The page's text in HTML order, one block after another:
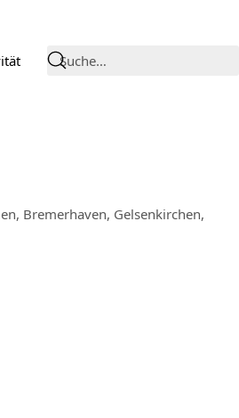
Suche…
Bremerhaven, Gelsenkirchen,